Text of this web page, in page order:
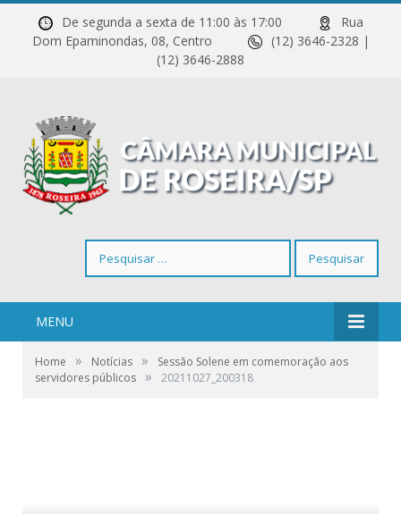
De segunda a sexta de 11:00 às 17:00
Rua
Dom Epaminondas, 08, Centro
(12) 3646-2328 |
(12) 3646-2888
por:
MENU
Home » Notícias »
Sessão Solene em comemoração aos
servidores públicos » 20211027_200318